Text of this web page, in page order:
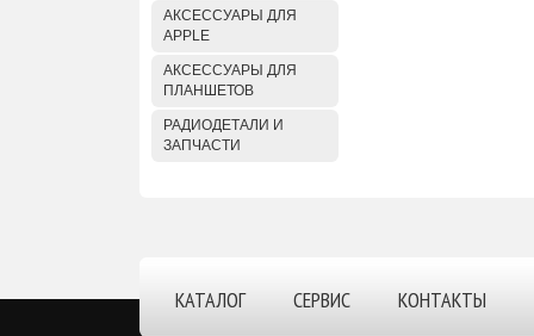
АКСЕССУАРЫ ДЛЯ
APPLE
АКСЕССУАРЫ ДЛЯ
ПЛАНШЕТОВ
РАДИОДЕТАЛИ И
ЗАПЧАСТИ
КАТАЛОГ СЕРВИС КОНТАКТЫ